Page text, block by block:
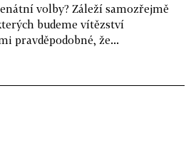
volby? Záleží samozřejmě
budeme vítězství
pravděpodobné, že...